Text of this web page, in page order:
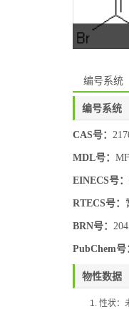
编号系统
编号系统
CAS号：
MDL号：
EINECS号：
RTECS号：
BRN号：
PubChem号
物性数据
1. 性状：